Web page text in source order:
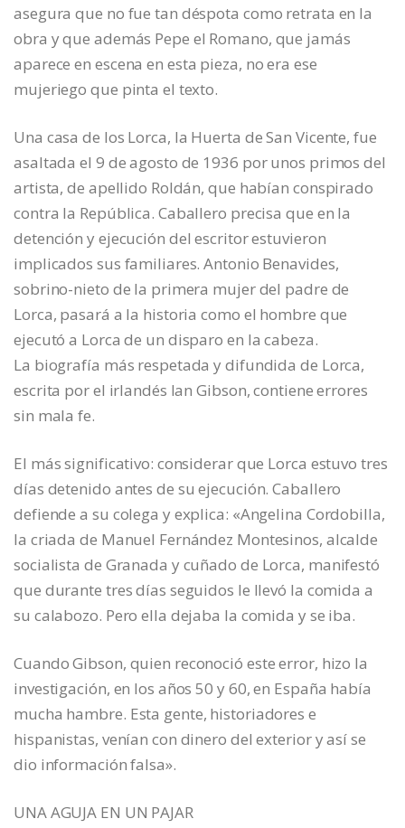
asegura que no fue tan déspota como retrata en la
obra y que además Pepe el Romano, que jamás
aparece en escena en esta pieza, no era ese
mujeriego que pinta el texto.
Una casa de los Lorca, la Huerta de San Vicente, fue
asaltada el 9 de agosto de 1936 por unos primos del
artista, de apellido Roldán, que habían conspirado
contra la República. Caballero precisa que en la
detención y ejecución del escritor estuvieron
implicados sus familiares. Antonio Benavides,
sobrino-nieto de la primera mujer del padre de
Lorca, pasará a la historia como el hombre que
ejecutó a Lorca de un disparo en la cabeza.
La biografía más respetada y difundida de Lorca,
escrita por el irlandés Ian Gibson, contiene errores
sin mala fe.
El más significativo: considerar que Lorca estuvo tres
días detenido antes de su ejecución. Caballero
defiende a su colega y explica: «Angelina Cordobilla,
la criada de Manuel Fernández Montesinos, alcalde
socialista de Granada y cuñado de Lorca, manifestó
que durante tres días seguidos le llevó la comida a
su calabozo. Pero ella dejaba la comida y se iba.
Cuando Gibson, quien reconoció este error, hizo la
investigación, en los años 50 y 60, en España había
mucha hambre. Esta gente, historiadores e
hispanistas, venían con dinero del exterior y así se
dio información falsa».
UNA AGUJA EN UN PAJAR